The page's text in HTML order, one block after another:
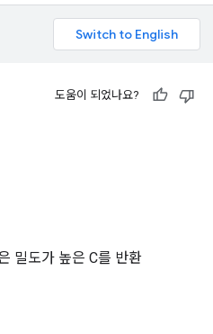
도움이 되었나요?
밀도가 높은 C를 반환